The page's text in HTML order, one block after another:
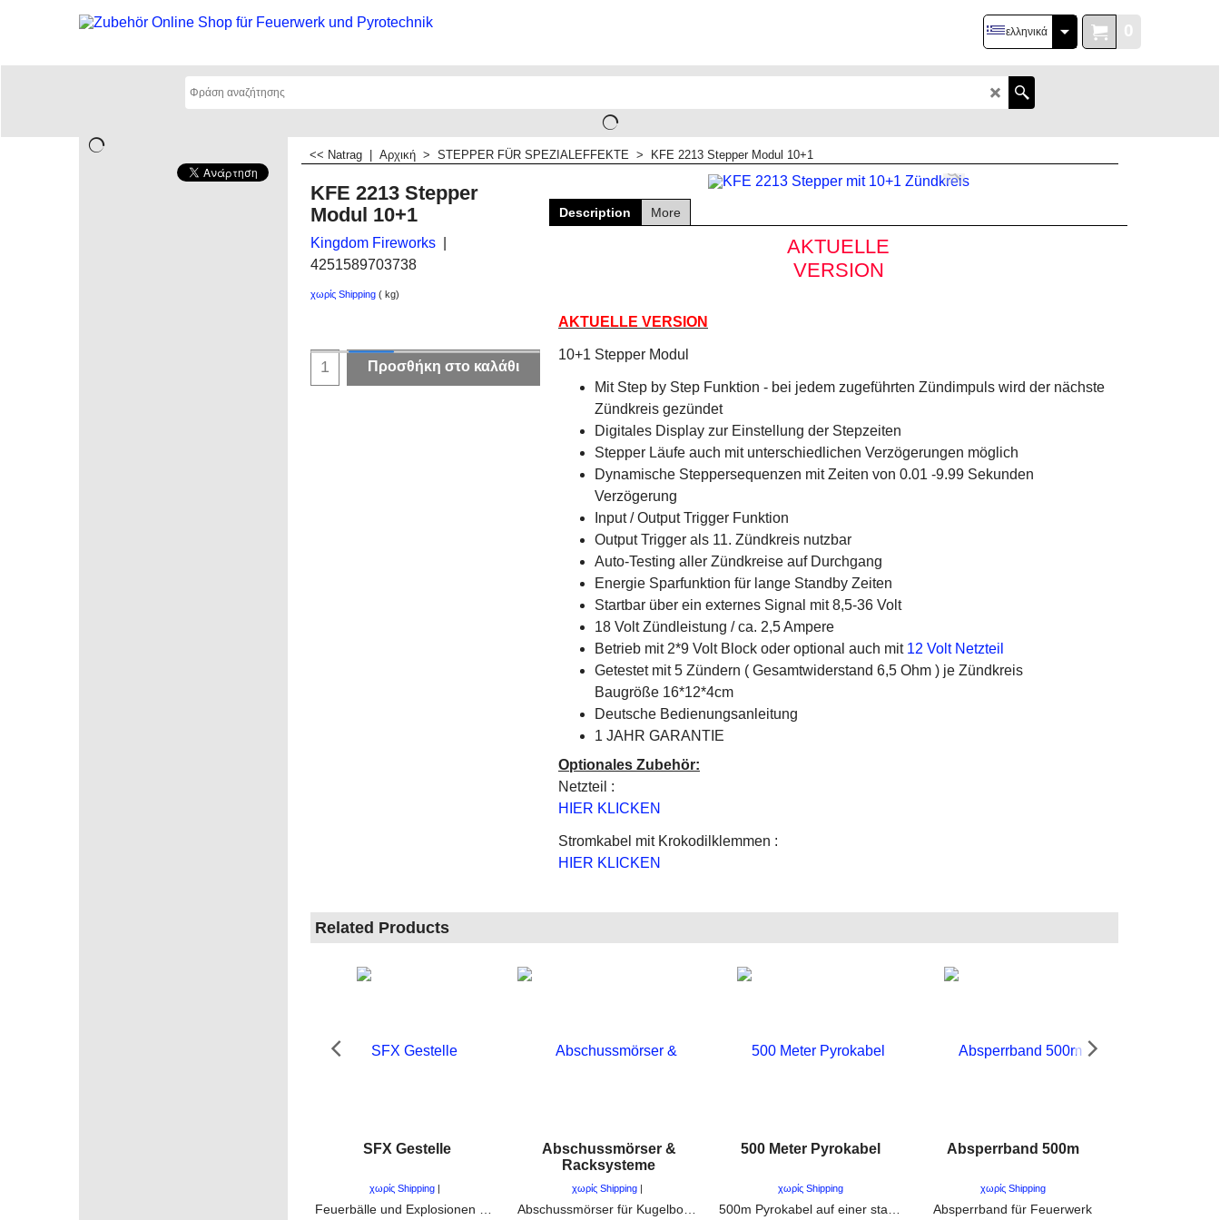
0
ελληνικά
<< Natrag Αρχική > STEPPER FÜR SPEZIALEFFEKTE > KFE 2213 Stepper Modul 10+1
KFE 2213 Stepper
Modul 10+1
Kingdom Fireworks
4251589703738
χωρίς Shipping kg
Προσθήκη στο καλάθι
Description More
AKTUELLE
VERSION
AKTUELLE VERSION
10+1 Stepper Modul
Mit Step by Step Funktion - bei jedem zugeführten Zündimpuls wird der nächste
Zündkreis gezündet
Digitales Display zur Einstellung der Stepzeiten
Stepper Läufe auch mit unterschiedlichen Verzögerungen möglich
Dynamische Steppersequenzen mit Zeiten von 0.01 -9.99 Sekunden
Verzögerung
Input / Output Trigger Funktion
Output Trigger als 11. Zündkreis nutzbar
Auto-Testing aller Zündkreise auf Durchgang
Energie Sparfunktion für lange Standby Zeiten
Startbar über ein externes Signal mit 8,5-36 Volt
18 Volt Zündleistung / ca. 2,5 Ampere
Betrieb mit 2*9 Volt Block oder optional auch mit 12 Volt Netzteil
Getestet mit 5 Zündern ( Gesamtwiderstand 6,5 Ohm ) je Zündkreis
Baugröße 16*12*4cm
Deutsche Bedienungsanleitung
1 JAHR GARANTIE
Optionales Zubehör:
Netzteil :
HIER KLICKEN
Stromkabel mit Krokodilklemmen :
HIER KLICKEN
Related Products
SFX Gestelle
χωρίς Shipping
Abschussmörser &
Racksysteme
χωρίς Shipping
Abschussmörser für Kugelbomben und Zylinderbomben. Alle größen von 2" bis 16" ( 50mm - 400mm )
500 Meter Pyrokabel
χωρίς Shipping
Absperrband 500m
χωρίς Shipping
Absperrband für Feuerwerk